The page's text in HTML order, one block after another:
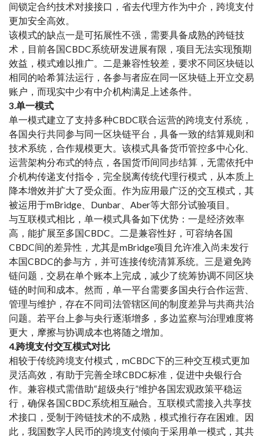
间锁定合约技术对接接口，省去代理方作为中介，跨境支付
更加安全高效。
该模式的缺点一是可拓展性不强，需要具备成熟的跨链技
术，目前各国CBDC系统研发进展有限，项目无法实现预期
效益，模式难以推广。二是兼容性较差，要求不同区块链以
相同的哈希算法运行，各参与者应在同一区块链上开立交易
账户，而现实中少有中介机构满足上述条件。
3.单一模式
单一模式建立了支持多种CBDC联合运营的跨境支付系统，
各国央行共同参与同一区块链平台，具备一致的结算规则和
技术系统，合作规模更大。该模式具备货币管控多中心化、
运营架构分布式的特点，各国货币间同步结算，无需依托中
介机构传递支付指令，完全脱离传统代理行模式，从本质上
降本增效并扩大了受众面。作为应用最广泛的交互模式，其
被运用于mBridge、Dunbar、Aber等大部分试验项目。
与互联模式相比，单一模式具备如下优势：一是经济效率
高，能扩展至多国CBDC。二是兼容性好，可容纳各国
CBDC间的差异性，尤其是mBridge项目允许准入尚未发行
本国CBDC的参与方，并可连接传统清算系统。三是避免跨
链问题，交易在单个账本上完成，减少了统筹协调不同区块
链的时间和成本。然而，单一平台需要多国央行合作运营、
管理与维护，存在不同司法管辖区间的制度差异与共商共治
问题。若平台上参与央行逐渐增多，多边监察与治理难度将
更大，摩擦与协调成本也将随之增加。
4.跨境支付交互模式对比
相较于传统跨境支付模式，mCBDC下的三种交互模式更加
灵活高效，有助于完善全球CBDC标准，促进中央银行合
作。兼容模式需借助“超级央行”维护各国宏观政策平稳运
行，确保各国CBDC系统相互融合。互联模式需接入共享技
术接口，受制于跨链技术的不成熟，模式推行存在困难。因
此，我国数字人民币的跨境支付倾向于采用单一模式，其共